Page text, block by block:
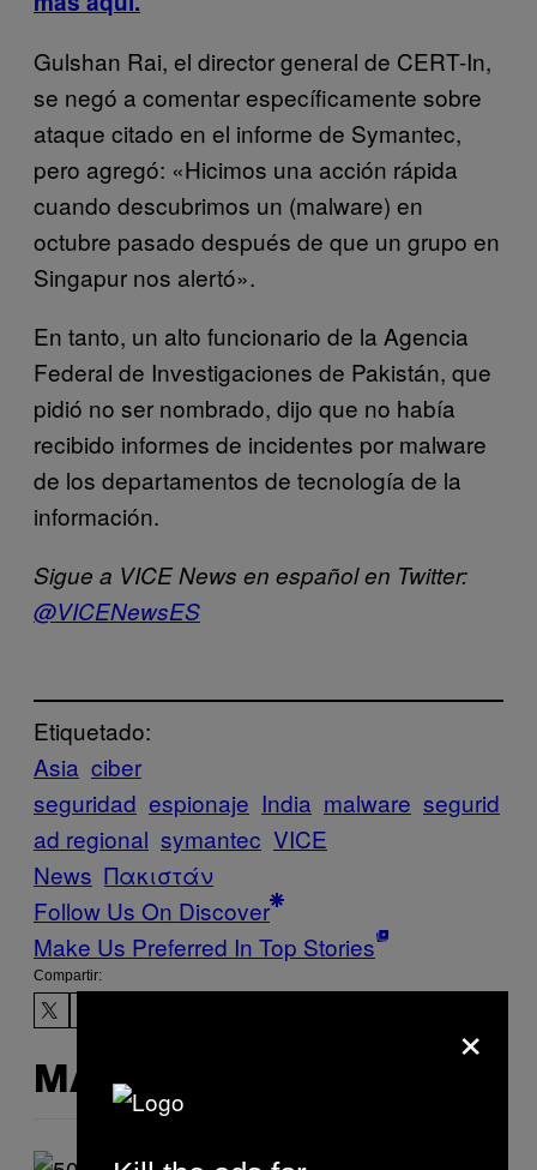
Gulshan Rai, el director general de CERT-In,
se negó a comentar específicamente sobre
ataque citado en el informe de Symantec,
pero agregó: «Hicimos una acción rápida
cuando descubrimos un (malware) en
octubre pasado después de que un grupo en
Singapur nos alertó».
En tanto, un alto funcionario de la Agencia
Federal de Investigaciones de Pakistán, que
pidió no ser nombrado, dijo que no había
recibido informes de incidentes por malware
de los departamentos de tecnología de la
información.
Sigue a VICE News en español en Twitter:
@VICENewsES
Etiquetado:
Asia ciber
seguridad espionaje India malware segurid
ad regional symantec VICE
News Πακιστάν
Follow Us On Discover
Make Us Preferred In Top Stories
Compartir:
MÁS DE LO MISMO
×